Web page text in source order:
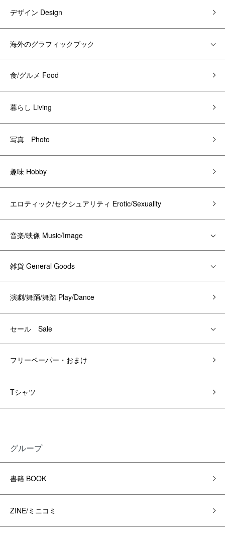
デザイン Design
海外のグラフィックブック
食/グルメ Food
暮らし Living
写真 Photo
趣味 Hobby
エロティック/セクシュアリティ Erotic/Sexuality
音楽/映像 Music/Image
雑貨 General Goods
演劇/舞踊/舞踏 Play/Dance
セール Sale
フリーペーパー・おまけ
Tシャツ
グループ
書籍 BOOK
ZINE/ミニコミ